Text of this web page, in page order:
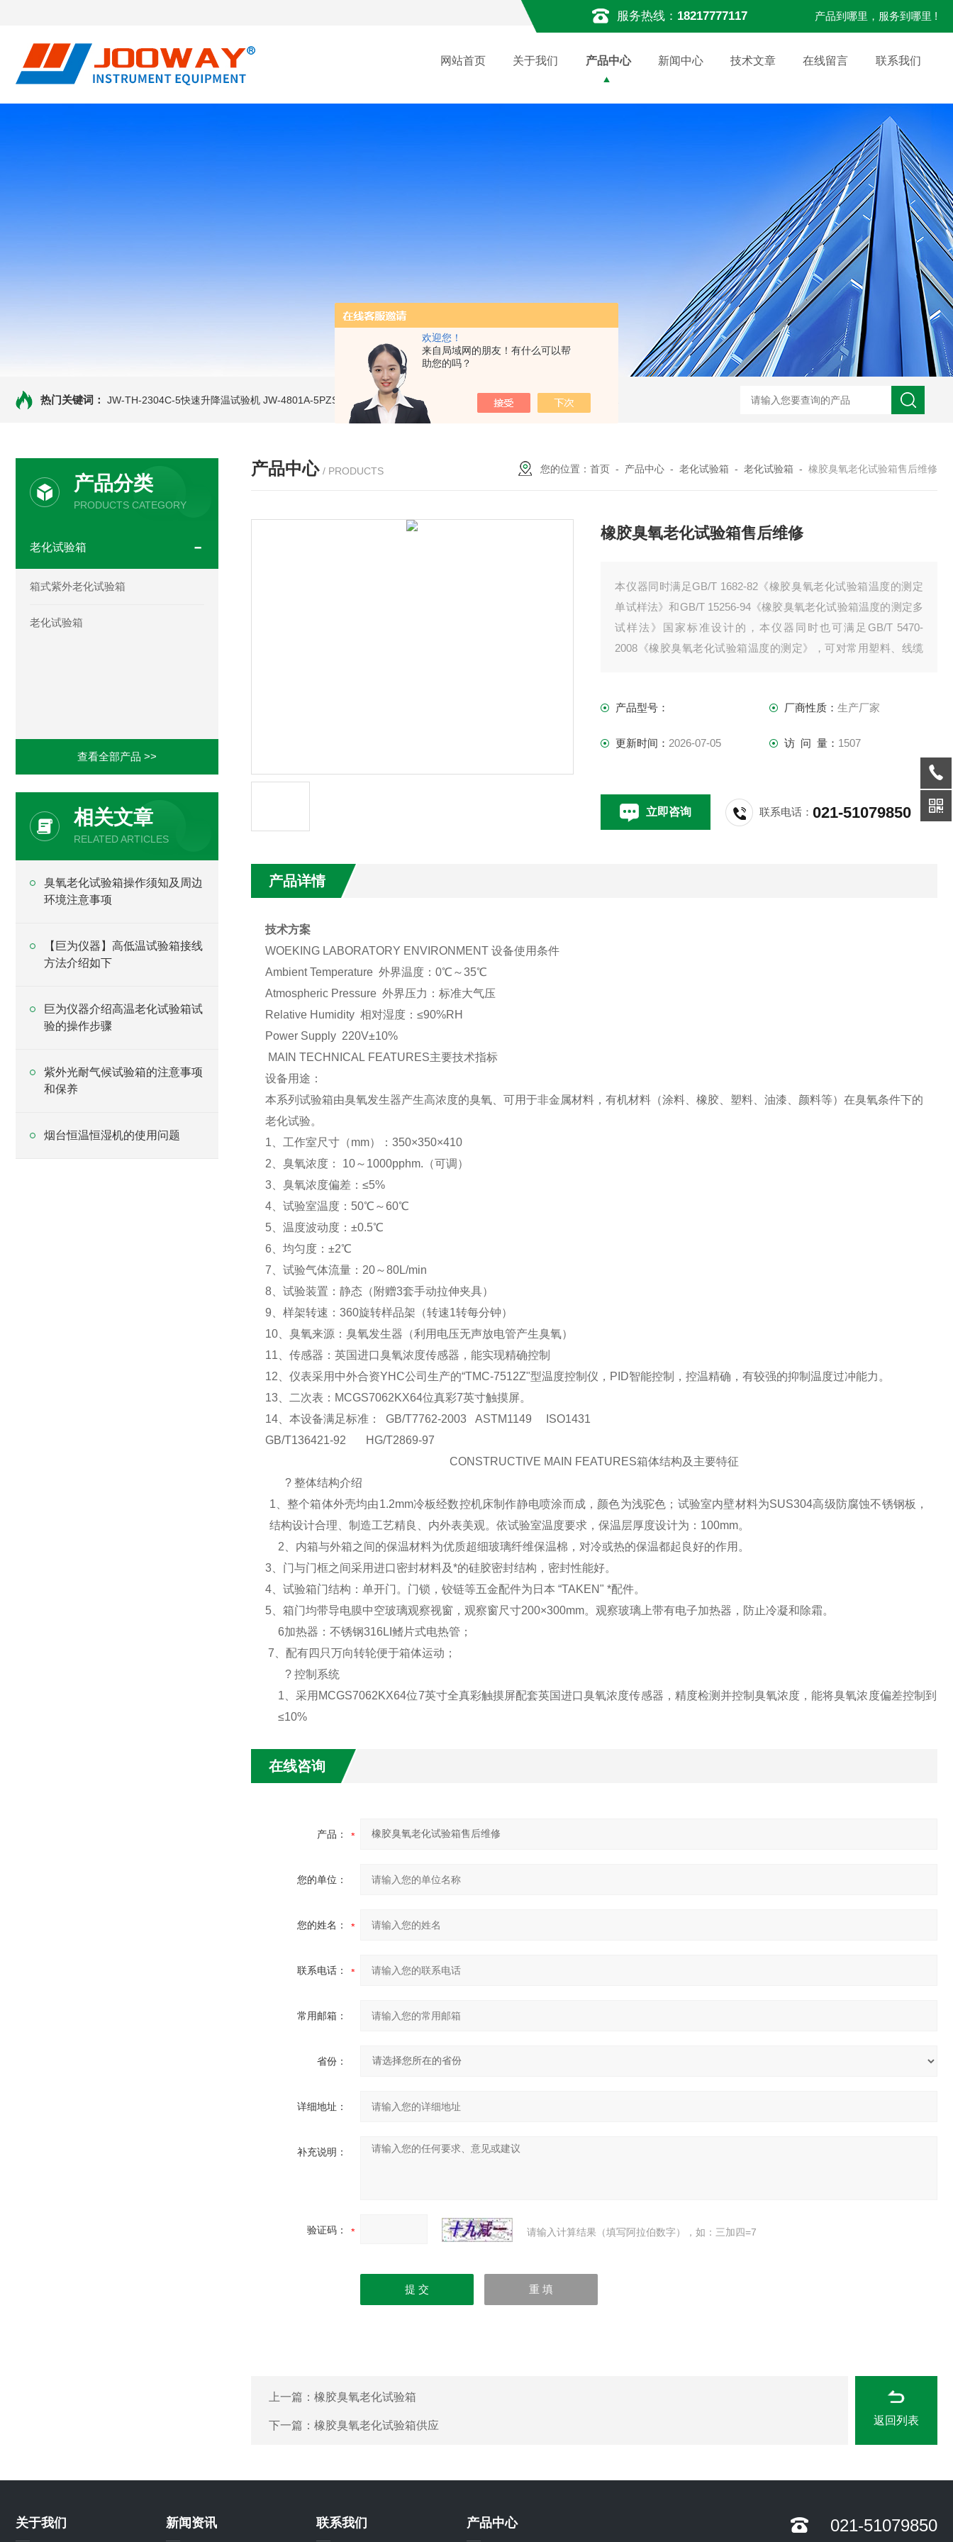
欢迎您！
来自局域网的朋友！有什么可以帮
助您的吗？
服务热线： 18217777117 产品到哪里，服务到哪里 !
网站首页 关于我们 产品中心 新闻中心 技术文章 在线留言 联系我们
热门关键词： JW-TH-2304C-5快速升降温试验机 JW-4801A-5PZSH膨胀水壶全自动爆破试验台 JW-2204B-204低温试验箱 JW-5405A复合盐雾试验箱
产品分类
PRODUCTS CATEGORY
老化试验箱
箱式紫外老化试验箱
老化试验箱
查看全部产品 >>
相关文章
RELATED ARTICLES
臭氧老化试验箱操作须知及周边
环境注意事项
【巨为仪器】高低温试验箱接线
方法介绍如下
巨为仪器介绍高温老化试验箱试
验的操作步骤
紫外光耐气候试验箱的注意事项
和保养
烟台恒温恒湿机的使用问题
产品中心 / PRODUCTS 您的位置： 首页 - 产品中心 - 老化试验箱 - 老化试验箱 - 橡胶臭氧老化试验箱售后维修
橡胶臭氧老化试验箱售后维修
本仪器同时满足GB/T 1682-82《橡胶臭氧老化试验箱温度的测定
单试样法》和GB/T 15256-94《橡胶臭氧老化试验箱温度的测定多
试样法》国家标准设计的，本仪器同时也可满足GB/T 5470-
2008《橡胶臭氧老化试验箱温度的测定》，可对常用塑料、线缆
产品型号： 厂商性质： 生产厂家
更新时间： 2026-07-05 访 问 量： 1507
立即咨询 联系电话：021-51079850
产品详情
技术方案
WOEKING LABORATORY ENVIRONMENT 设备使用条件
Ambient Temperature 外界温度：0℃ ～35℃
Atmospheric Pressure 外界压力：标准大气压
Relative Humidity 相对湿度：≤90%RH
Power Supply 220V±10%
MAIN TECHNICAL FEATURES主要技术指标
设备用途：
本系列试验箱由臭氧发生器产生高浓度的臭氧、可用于非金属材料，有机材料（涂料、橡胶、塑料、油漆、颜料等）在臭氧条件下的
老化试验。
1、工作室尺寸（mm）：350×350×410
2、臭氧浓度： 10～1000pphm.（可调）
3、臭氧浓度偏差：≤5%
4、试验室温度：50℃～60℃
5、温度波动度：±0.5℃
6、均匀度：±2℃
7、试验气体流量：20～80L/min
8、试验装置：静态（附赠3套手动拉伸夹具）
9、样架转速：360旋转样品架（转速1转每分钟）
10、臭氧来源：臭氧发生器（利用电压无声放电管产生臭氧）
11、传感器：英国进口臭氧浓度传感器，能实现精确控制
12、仪表采用中外合资YHC公司生产的“TMC-7512Z"型温度控制仪，PID智能控制，控温精确，有较强的抑制温度过冲能力。
13、二次表：MCGS7062KX64位真彩7英寸触摸屏。
14、本设备满足标准： GB/T7762-2003 ASTM1149
ISO1431
GB/T136421-92
HG/T2869-97
CONSTRUCTIVE MAIN FEATURES箱体结构及主要特征
? 整体结构介绍
1、整个箱体外壳均由1.2mm冷板经数控机床制作静电喷涂而成，颜色为浅驼色；试验室内壁材料为SUS304高级防腐蚀不锈钢板，
结构设计合理、制造工艺精良、内外表美观。依试验室温度要求，保温层厚度设计为：100mm。
2、内箱与外箱之间的保温材料为优质超细玻璃纤维保温棉，对冷或热的保温都起良好的作用。
3、门与门框之间采用进口密封材料及*的硅胶密封结构，密封性能好。
4、试验箱门结构：单开门。门锁，铰链等五金配件为日本 “TAKEN" *配件。
5、箱门均带导电膜中空玻璃观察视窗，观察窗尺寸200×300mm。观察玻璃上带有电子加热器，防止冷凝和除霜。
6加热器：不锈钢316LI鳍片式电热管；
7、 配有四只万向转轮便于箱体运动；
? 控制系统
1、采用MCGS7062KX64位7英寸全真彩触摸屏配套英国进口臭氧浓度传感器，精度检测并控制臭氧浓度，能将臭氧浓度偏差控制到
≤10%
在线咨询
产品：
您的单位：
您的姓名：
联系电话：
常用邮箱：
省份：
详细地址：
补充说明：
验证码： 请输入计算结果（填写阿拉伯数字），如：三加四=7
上一篇： 橡胶臭氧老化试验箱
下一篇： 橡胶臭氧老化试验箱供应 返回列表
关于我们 新闻资讯 联系我们 产品中心 021-51079850